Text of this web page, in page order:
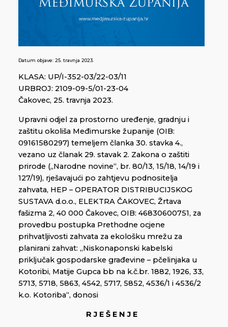
Datum objave: 25. travnja 2023.
KLASA: UP/I-352-03/22-03/11
URBROJ: 2109-09-5/01-23-04
Čakovec, 25. travnja 2023.
Upravni odjel za prostorno uređenje, gradnju i
zaštitu okoliša Međimurske županije (OIB:
09161580297) temeljem članka 30. stavka 4.,
vezano uz članak 29. stavak 2. Zakona o zaštiti
prirode („Narodne novine“, br. 80/13, 15/18, 14/19 i
127/19), rješavajući po zahtjevu podnositelja
zahvata, HEP – OPERATOR DISTRIBUCIJSKOG
SUSTAVA d.o.o., ELEKTRA ČAKOVEC, Žrtava
fašizma 2, 40 000 Čakovec, OIB: 46830600751, za
provedbu postupka Prethodne ocjene
prihvatljivosti zahvata za ekološku mrežu za
planirani zahvat: „Niskonaponski kabelski
priključak gospodarske građevine – pčelinjaka u
Kotoribi, Matije Gupca bb na k.č.br. 1882, 1926, 33,
5713, 5718, 5863, 4542, 5717, 5852, 4536/1 i 4536/2
k.o. Kotoriba“, donosi
R J E Š E N J E